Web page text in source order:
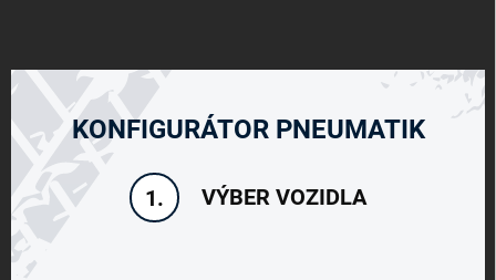
KONFIGURÁTOR PNEUMATIK
1. VÝBER VOZIDLA